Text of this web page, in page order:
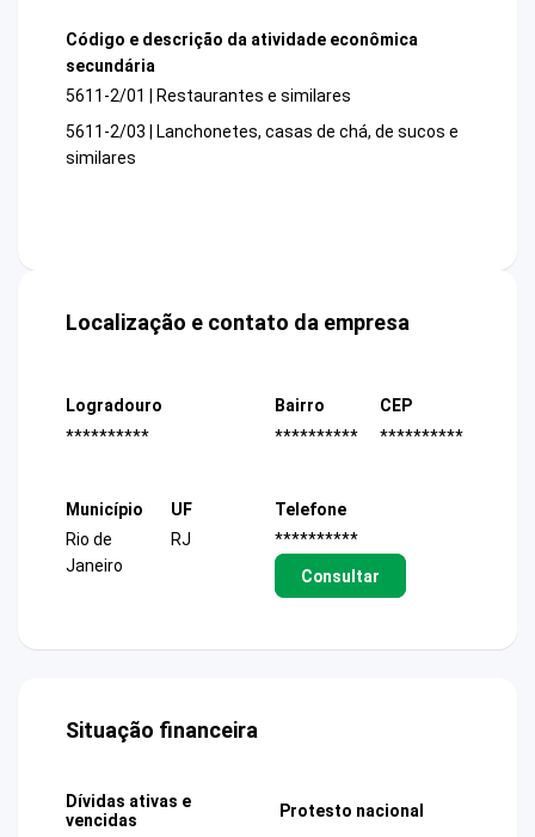
Código e descrição da atividade econômica
secundária
5611-2/01 | Restaurantes e similares
5611-2/03 | Lanchonetes, casas de chá, de sucos e
similares
Localização e contato da empresa
Logradouro
**********
Bairro
**********
CEP
**********
Município
Rio de
Janeiro
UF
RJ
Telefone
**********
Consultar
Situação financeira
Dívidas ativas e
vencidas
Protesto nacional